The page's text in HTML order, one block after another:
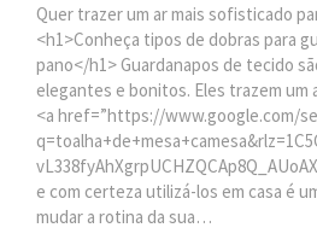
Quer trazer um ar mais sofisticado
<h1>Conheça tipos de dobras para
pano</h1> Guardanapos de tecido
elegantes e bonitos. Eles trazem um
<a href=”https://www.google.com/
e com certeza utilizá-los em casa é
mudar a rotina da sua…